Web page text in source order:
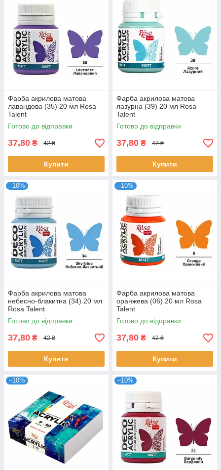
Фарба акрилова матова
лавандова (35) 20 мл Rosa
Talent
Готово до відправки
37,80 ₴ 42 ₴
Купити
Фарба акрилова матова
лазурна (39) 20 мл Rosa
Talent
Готово до відправки
37,80 ₴ 42 ₴
Купити
–10%
Фарба акрилова матова
небесно-блакитна (34) 20 мл
Rosa Talent
Готово до відправки
37,80 ₴ 42 ₴
Купити
–10%
Фарба акрилова матова
оранжева (06) 20 мл Rosa
Talent
Готово до відправки
37,80 ₴ 42 ₴
Купити
–10% –10%